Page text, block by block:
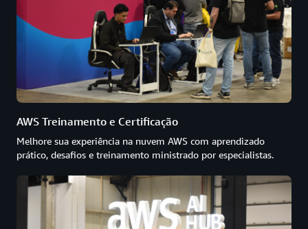
AWS Treinamento e Certificação
Melhore sua experiência na nuvem AWS com aprendizado
prático, desafios e treinamento ministrado por especialistas.